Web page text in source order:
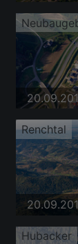
Renchtal
Hubacker